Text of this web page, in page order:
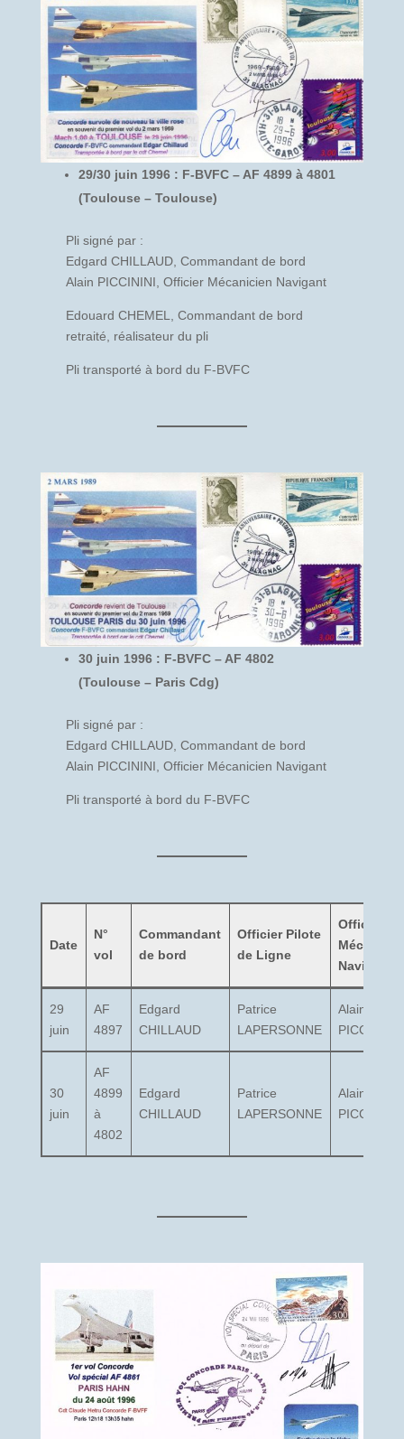
29/30 juin 1996 : F-BVFC – AF 4899 à 4801
(Toulouse – Toulouse)
Pli signé par :
Edgard CHILLAUD, Commandant de bord
Alain PICCININI, Officier Mécanicien Navigant
Edouard CHEMEL, Commandant de bord
retraité, réalisateur du pli
Pli transporté à bord du F-BVFC
30 juin 1996 : F-BVFC – AF 4802
(Toulouse – Paris Cdg)
Pli signé par :
Edgard CHILLAUD, Commandant de bord
Alain PICCININI, Officier Mécanicien Navigant
Pli transporté à bord du F-BVFC
Date
N°
vol
Commandant
de bord
Officier Pilote
de Ligne
Officier
Navigant
29
juin
AF
4897
Edgard
CHILLAUD
Patrice
LAPERSONNE
Alain
PICCININI
30
juin
AF
4899
à
4802
Edgard
CHILLAUD
Patrice
LAPERSONNE
Alain
PICCININI